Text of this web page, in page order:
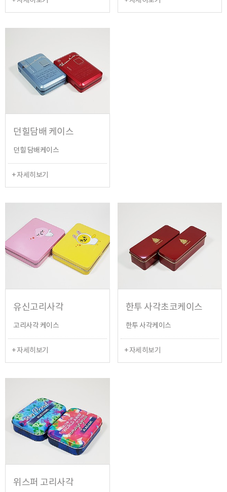
던힐담배 케이스
던힐 담배케이스
+ 자세히보기
유신고리사각
고리사각 케이스
+ 자세히보기
한투 사각초코케이스
한투 사각케이스
+ 자세히보기
위스퍼 고리사각